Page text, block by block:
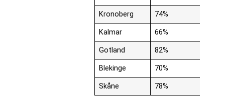
Kronoberg 74%
Kalmar 66%
Gotland 82%
Blekinge 70%
Skåne 78%